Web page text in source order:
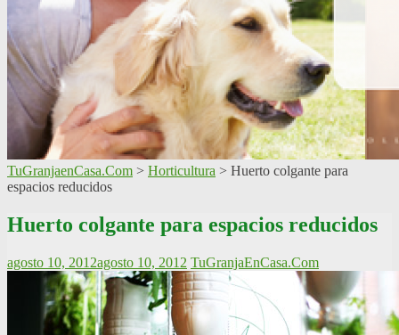
TuGranjaenCasa.Com > Horticultura > Huerto colgante para
espacios reducidos
Huerto colgante para espacios reducidos
agosto 10, 2012agosto 10, 2012 TuGranjaEnCasa.Com